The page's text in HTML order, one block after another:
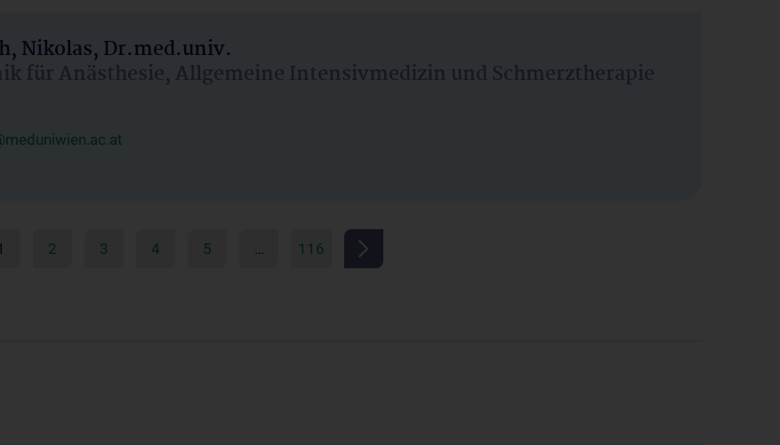
Nikolas, Dr.med.univ.
für Anästhesie, Allgemeine Intensivmedizin und Schmerztherapie
2 3 4 5 … 116